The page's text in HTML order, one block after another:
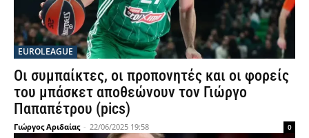
EUROLEAGUE
Οι συμπαίκτες, οι προπονητές και οι φορείς
του μπάσκετ αποθεώνουν τον Γιώργο
Παπαπέτρου (pics)
Γιώργος Αριδαίας - 22/06/2025 19:58 0